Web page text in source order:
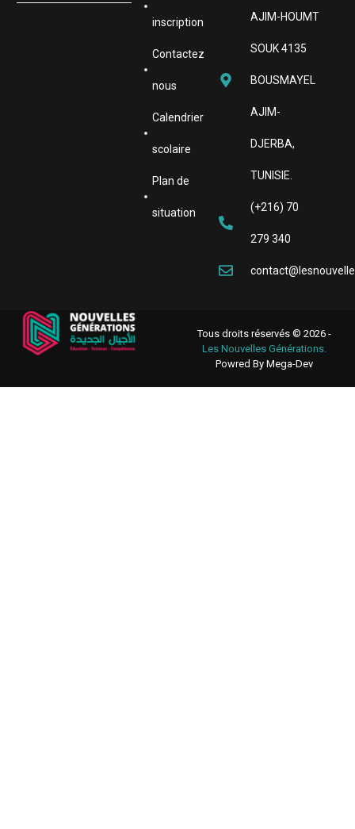
inscription
Contactez
nous
Calendrier
scolaire
Plan de
situation
AJIM-HOUMT
SOUK 4135
BOUSMAYEL
AJIM-
DJERBA,
TUNISIE.
(+216) 70
279 340
Tous droits réservés © 2026 -
Les Nouvelles Générations.
Powred By Mega-Dev